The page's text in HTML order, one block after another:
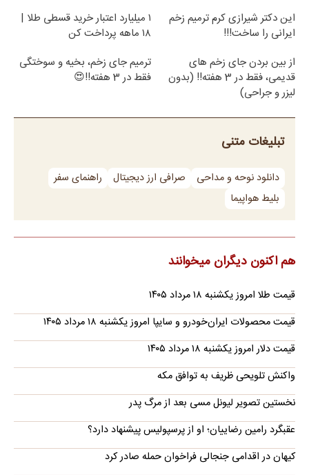
این دکتر شیرازی کرم ترمیم زخم
ایرانی را ساخت!!!
۱ میلیارد اعتبار خرید قسطی طلا |
۱۸ ماهه پرداخت کن
از بین بردن جای زخم های
قدیمی، فقط در 3 هفته!! (بدون
لیزر و جراحی)
ترمیم جای زخم، بخیه و سوختگی
فقط در 3 هفته!!😍
تبلیغات متنی
دانلود نوحه و مداحی صرافی ارز دیجیتال
راهنمای سفر
بلیط هواپیما
هم اکنون دیگران میخوانند
قیمت طلا امروز یکشنبه ۱۸ مرداد ۱۴۰۵
قیمت محصولات ایران‌خودرو و سایپا امروز یکشنبه ۱۸ مرداد ۱۴۰۵
قیمت دلار امروز یکشنبه ۱۸ مرداد ۱۴۰۵
واکنش تلویحی ظریف به توافق مکه
نخستین تصویر لیونل مسی بعد از مرگ پدر
عقبگرد رامین رضاییان؛ او از پرسپولیس پیشنهاد دارد؟
کیهان در اقدامی جنجالی فراخوان حمله صادر کرد